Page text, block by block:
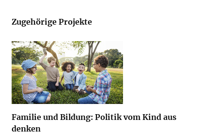
Zugehörige Projekte
Familie und Bildung: Politik vom Kind aus
denken